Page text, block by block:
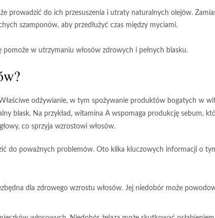
prowadzić do ich przesuszenia i utraty naturalnych olejów.
szamponów, aby przedłużyć czas między myciami.
w utrzymaniu włosów zdrowych i pełnych blasku.
odżywianie, w tym spożywanie produktów bogatych w
blask. Na przykład, witamina A wspomaga produkcję sebum,
co sprzyja wzrostowi włosów.
do poważnych problemów. Oto kilka kluczowych informacji o
dla zdrowego wzrostu włosów. Jej niedobór może